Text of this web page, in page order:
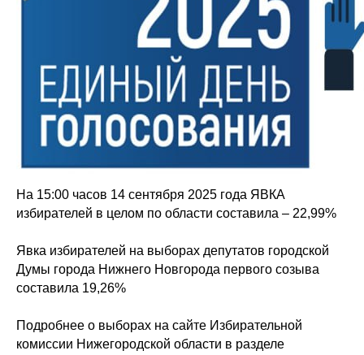
На 15:00 часов 14 сентября 2025 года ЯВКА
избирателей в целом по области составила – 22,99%
Явка избирателей на выборах депутатов городской
Думы города Нижнего Новгорода первого созыва
составила 19,26%
Подробнее о выборах на сайте Избирательной
комиссии Нижегородской области в разделе